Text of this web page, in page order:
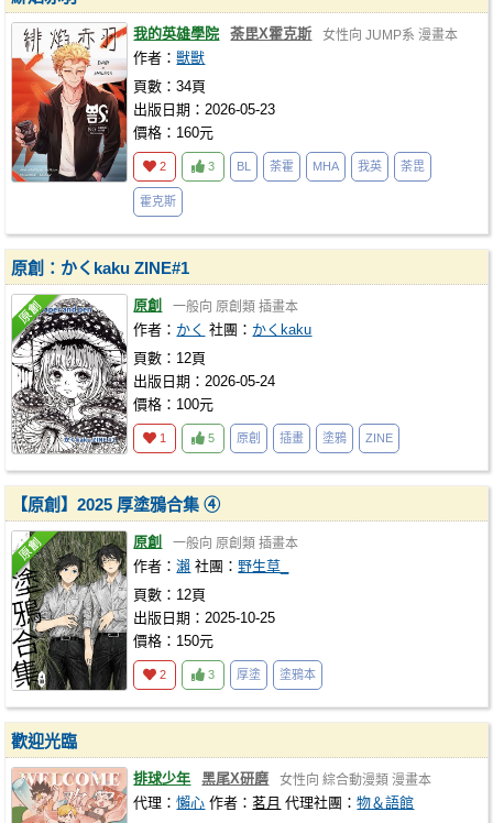
我的英雄學院 荼毘X霍克斯 女性向 JUMP系 漫畫本
作者：獸獸
頁數：34頁
出版日期：2026-05-23
價格：160元
2 3 BL 荼霍 MHA 我英 荼毘
霍克斯
原創：かくkaku ZINE#1
原創 一般向 原創類 插畫本
作者： かく 社團： かくkaku
頁數：12頁
出版日期：2026-05-24
價格：100元
1 5 原創 插畫 塗鴉 ZINE
【原創】2025 厚塗鴉合集 ➃
原創 一般向 原創類 插畫本
作者：瀨 社團： 野生草_
頁數：12頁
出版日期：2025-10-25
價格：150元
2 3 厚塗 塗鴉本
歡迎光臨
排球少年 黑尾X研磨 女性向 綜合動漫類 漫畫本
代理：懶心 作者：茗月 代理社團：物＆語館